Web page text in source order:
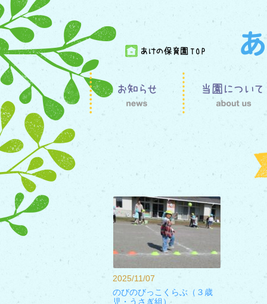
2025/11/07
のびのびっこくらぶ（３歳
児・うさぎ組）